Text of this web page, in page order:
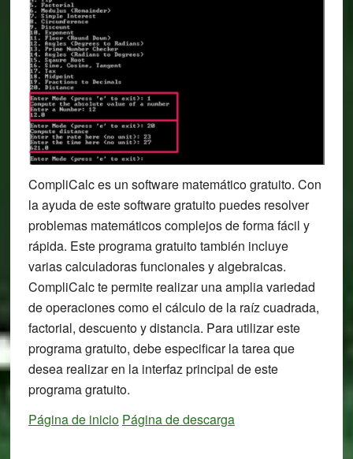
CompliCalc es un software matemático gratuito. Con
la ayuda de este software gratuito puedes resolver
problemas matemáticos complejos de forma fácil y
rápida. Este programa gratuito también incluye
varias calculadoras funcionales y algebraicas.
CompliCalc te permite realizar una amplia variedad
de operaciones como el cálculo de la raíz cuadrada,
factorial, descuento y distancia. Para utilizar este
programa gratuito, debe especificar la tarea que
desea realizar en la interfaz principal de este
programa gratuito.
Página de inicio Página de descarga